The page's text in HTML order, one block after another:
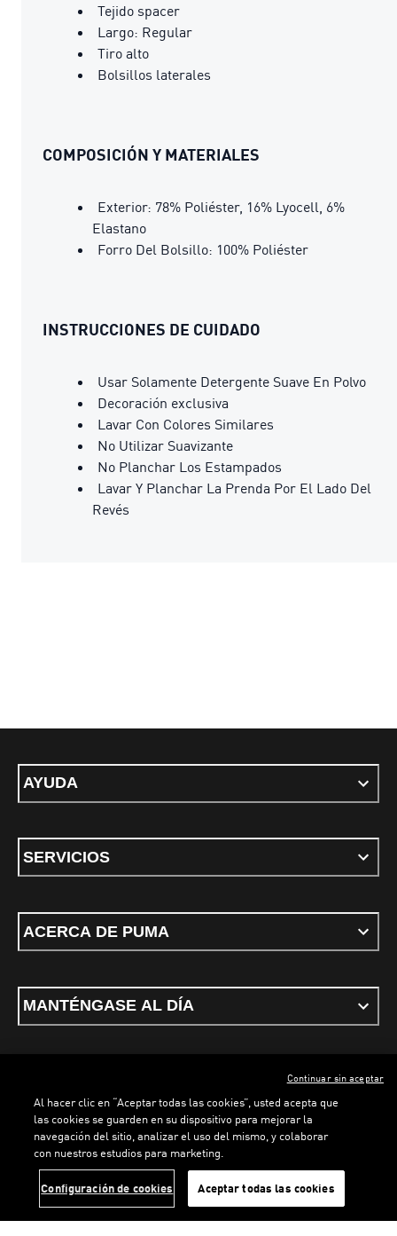
LOADING...
Tejido spacer
Largo: Regular
Tiro alto
Bolsillos laterales
COMPOSICIÓN Y MATERIALES
Exterior: 78% Poliéster, 16% Lyocell, 6%
Elastano
Forro Del Bolsillo: 100% Poliéster
INSTRUCCIONES DE CUIDADO
Usar Solamente Detergente Suave En Polvo
Decoración exclusiva
Lavar Con Colores Similares
No Utilizar Suavizante
No Planchar Los Estampados
Lavar Y Planchar La Prenda Por El Lado Del
Revés
AYUDA
SERVICIOS
ACERCA DE PUMA
MANTÉNGASE AL DÍA
Términos y condicionesPolítica de Privacidad
ESPAÑOL
PUMA, 2026. Todos los derechos reservados
Al hacer clic en “Aceptar todas las cookies”, usted acepta que
las cookies se guarden en su dispositivo para mejorar la
navegación del sitio, analizar el uso del mismo, y colaborar
con nuestros estudios para marketing.
Configuración de cookies Aceptar todas las cookies
Continuar sin aceptar